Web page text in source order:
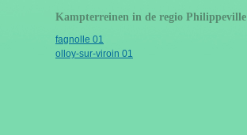
Kampterreinen in de regio Philippeville
fagnolle 01
olloy-sur-viroin 01